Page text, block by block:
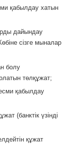
қабылдау хатын
дайындау
сізге мыналар
болу
төлқұжат;
қабылдау
(банктік үзінді
құжат